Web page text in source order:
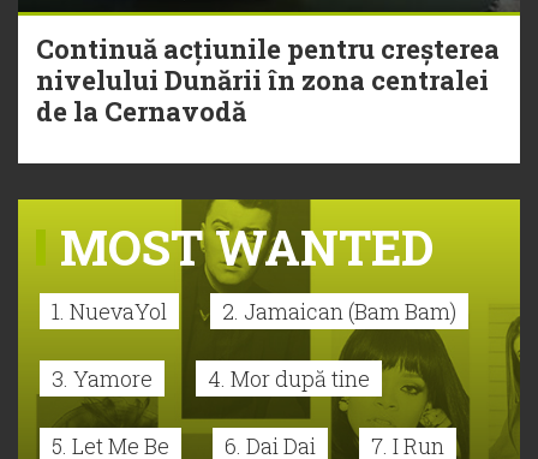
Continuă acțiunile pentru creșterea
nivelului Dunării în zona centralei
de la Cernavodă
MOST WANTED
1. NuevaYol 2. Jamaican (Bam Bam)
3. Yamore 4. Mor după tine
5. Let Me Be 6. Dai Dai 7. I Run